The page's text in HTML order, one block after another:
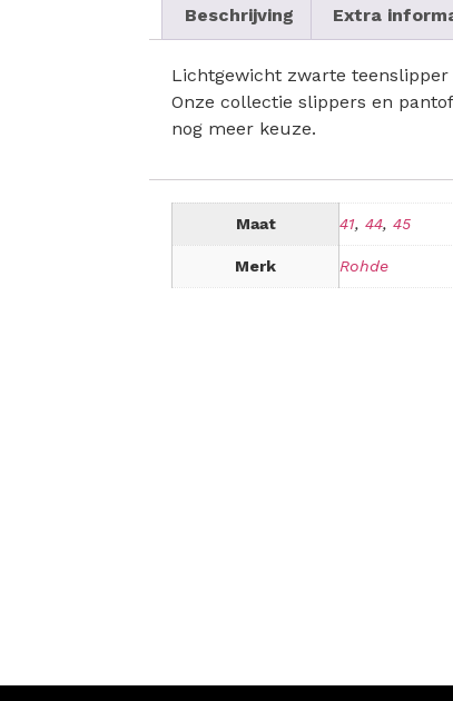
Beschrijving Extra
Lichtgewicht zwarte teenslipper
Onze collectie slippers en
nog meer keuze.
Maat 41,44,45
Merk Rohde